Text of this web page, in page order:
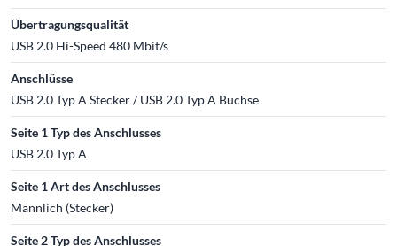
Übertragungsqualität
USB 2.0 Hi-Speed 480 Mbit/s
Anschlüsse
USB 2.0 Typ A Stecker / USB 2.0 Typ A Buchse
Seite 1 Typ des Anschlusses
USB 2.0 Typ A
Seite 1 Art des Anschlusses
Männlich (Stecker)
Seite 2 Typ des Anschlusses